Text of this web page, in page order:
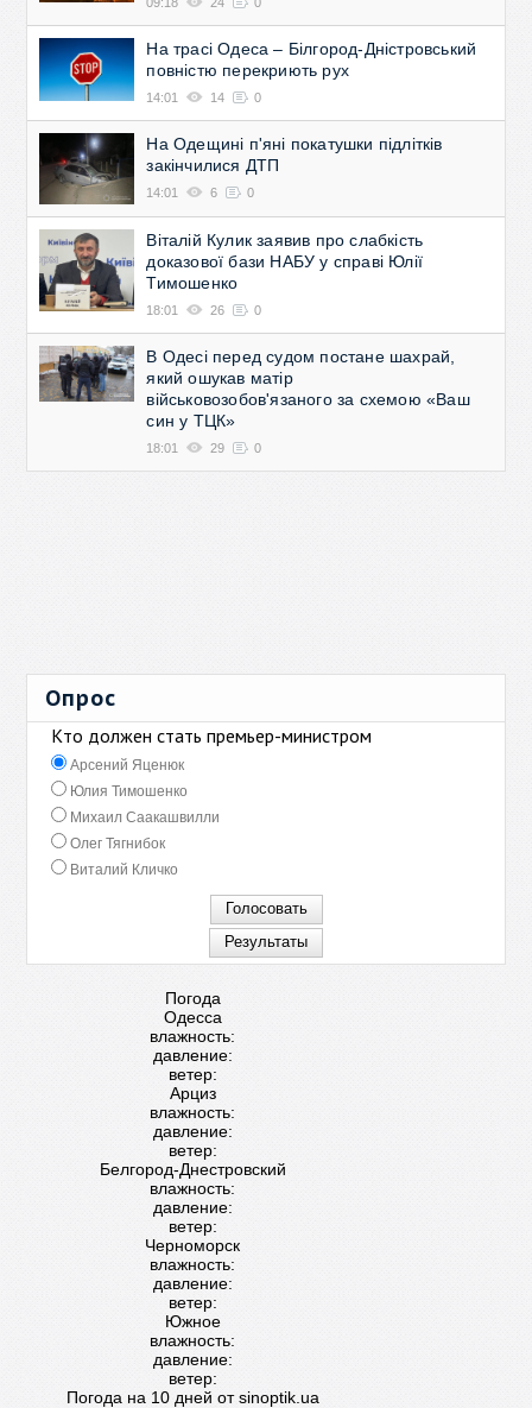
На трасі Одеса – Білгород-Дністровський
повністю перекриють рух
14:01 14 0
На Одещині п'яні покатушки підлітків
закінчилися ДТП
14:01 6 0
Віталій Кулик заявив про слабкість
доказової бази НАБУ у справі Юлії
Тимошенко
18:01 26 0
В Одесі перед судом постане шахрай,
який ошукав матір
військовозобов'язаного за схемою «Ваш
син у ТЦК»
18:01 29 0
Опрос
Кто должен стать премьер-министром
Арсений Яценюк
Юлия Тимошенко
Михаил Саакашвилли
Олег Тягнибок
Виталий Кличко
Погода
Одесса
влажность:
давление:
ветер:
Арциз
влажность:
давление:
ветер:
Белгород-Днестровский
влажность:
давление:
ветер:
Черноморск
влажность:
давление:
ветер:
Южное
влажность:
давление:
ветер:
Погода на 10 дней отsinoptik.ua